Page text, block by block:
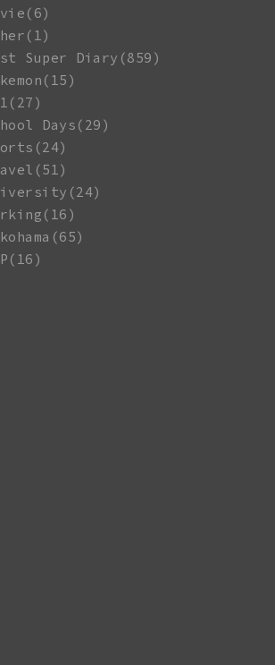
Super Diary(859)
Days(29)